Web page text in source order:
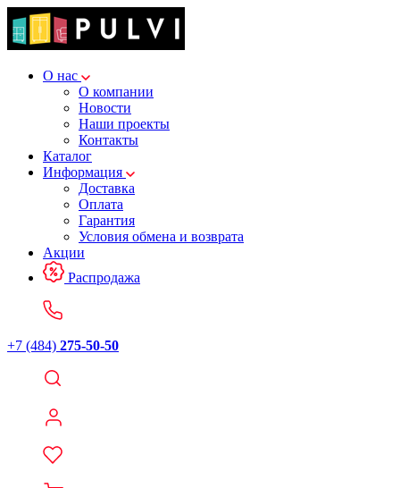
О нас
О компании
Новости
Наши проекты
Контакты
Каталог
Информация
Доставка
Оплата
Гарантия
Условия обмена и возврата
Акции
Распродажа
+7 (484) 275-50-50